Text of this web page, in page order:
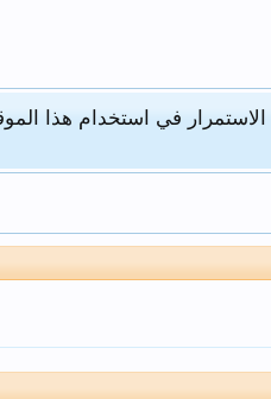
في استخدام هذا